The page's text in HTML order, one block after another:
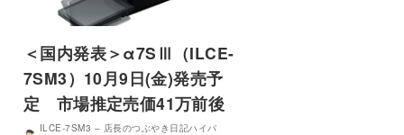
＜国内発表＞α7SⅢ（ILCE-
7SM3）10月9日(金)発売予
定 市場推定売価41万前後
ILCE-7SM3 – 店長のつぶやき日記ハイパ